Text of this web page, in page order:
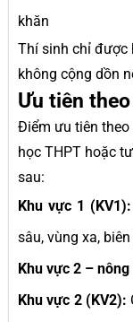
khăn
Thí sinh chỉ được
không cộng dồn
Ưu tiên
Điểm ưu tiên
học THPT hoặc
sau:
Khu vực 1 (KV1):
sâu, vùng xa,
Khu vực 2 –
Khu vực 2 (KV2):